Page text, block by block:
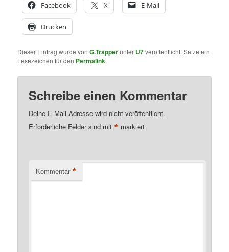
Facebook
X E-Mail
Drucken
Dieser Eintrag wurde vonG.Trapperunter U7veröffentlicht. Setze ein
Lesezeichen für den Permalink.
Schreibe einen Kommentar
Deine E-Mail-Adresse wird nicht veröffentlicht.
Erforderliche Felder sind mit* markiert
Kommentar *